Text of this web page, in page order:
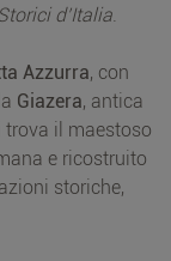
d’Italia.
Azzurra, con
Giazera, antica
il maestoso
e ricostruito
storiche,